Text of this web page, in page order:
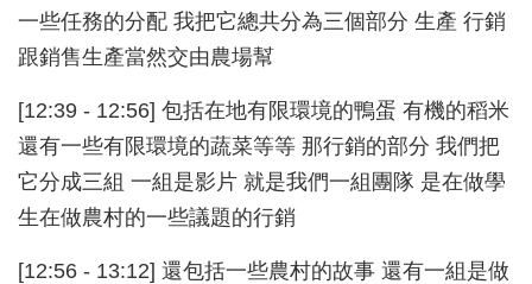
一些任務的分配 我把它總共分為三個部分 生產 行銷
跟銷售生產當然交由農場幫
[12:39 - 12:56] 包括在地有限環境的鴨蛋 有機的稻米
還有一些有限環境的蔬菜等等 那行銷的部分 我們把
它分成三組 一組是影片 就是我們一組團隊 是在做學
生在做農村的一些議題的行銷
[12:56 - 13:12] 還包括一些農村的故事 還有一組是做